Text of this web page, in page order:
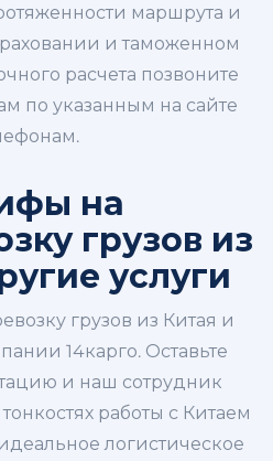
маршрута и
и таможенном
расчета позвоните
по указанным на сайте
на
грузов из
услуги
грузов из Китая и
14карго. Оставьте
и наш сотрудник
работы с Китаем
логистическое